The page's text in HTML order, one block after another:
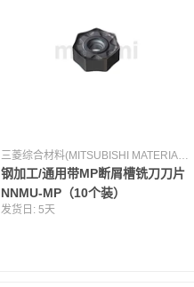
三菱综合材料(MITSUBISHI MATERIALS) [日本]
钢加工/通用带MP断屑槽铣刀刀片
NNMU-MP（10个装）
发货日:5天